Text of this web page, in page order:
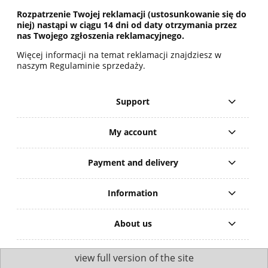
Rozpatrzenie Twojej reklamacji (ustosunkowanie się do
niej) nastąpi w ciągu 14 dni od daty otrzymania przez
nas Twojego zgłoszenia reklamacyjnego.
Więcej informacji na temat reklamacji znajdziesz w
naszym Regulaminie sprzedaży.
Support
My account
Payment and delivery
Information
About us
view full version of the site